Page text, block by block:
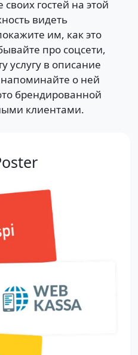
гостей на этой
видеть
им, как это
про соцсети,
услугу в описание
о ней
брендированной
клиентами.